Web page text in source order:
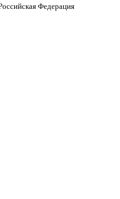
Федерация